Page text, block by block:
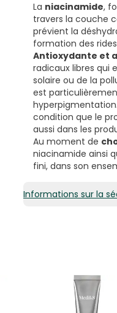
La niacinamide,
travers la couche
prévient la
formation des
Antioxydante et
radicaux libres qui
solaire ou de la
est
condition que le
aussi dans les
Au moment de
niacinamide ainsi
fini, dans son
Informations sur la